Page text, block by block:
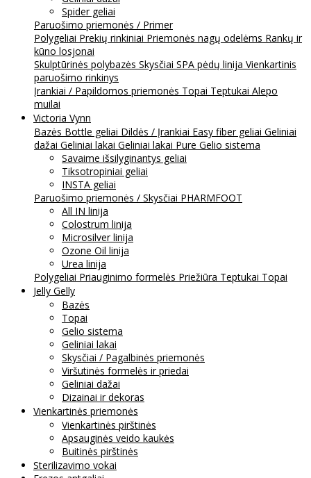
Spider geliai
Paruošimo priemonės / Primer
Polygeliai Prekių rinkiniai Priemonės nagų odelėms Rankų ir
kūno losjonai
Skulptūrinės polybazės Skysčiai SPA pėdų linija Vienkartinis
paruošimo rinkinys
Įrankiai / Papildomos priemonės Topai Teptukai Alepo
muilai
Victoria Vynn
Bazės Bottle geliai Dildės / Įrankiai Easy fiber geliai Geliniai
dažai Geliniai lakai Geliniai lakai Pure Gelio sistema
Savaime išsilyginantys geliai
Tiksotropiniai geliai
INSTA geliai
Paruošimo priemonės / Skysčiai PHARMFOOT
All IN linija
Colostrum linija
Microsilver linija
Ozone Oil linija
Urea linija
Polygeliai Priauginimo formelės Priežiūra Teptukai Topai
Jelly Gelly
Bazės
Topai
Gelio sistema
Geliniai lakai
Skysčiai / Pagalbinės priemonės
Viršutinės formelės ir priedai
Geliniai dažai
Dizainai ir dekoras
Vienkartinės priemonės
Vienkartinės pirštinės
Apsauginės veido kaukės
Buitinės pirštinės
Sterilizavimo vokai